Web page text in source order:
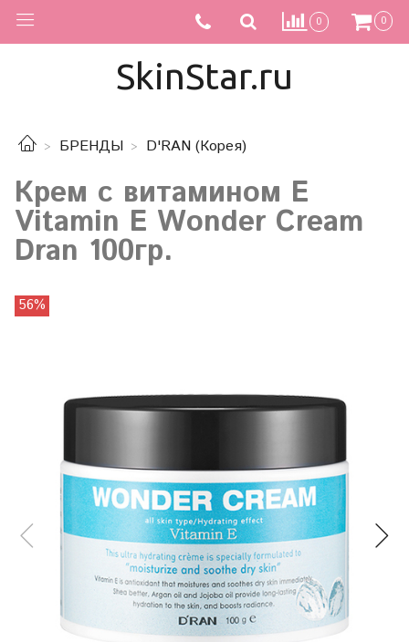
0 0
SkinStar.ru
БРЕНДЫ D'RAN (Корея)
Крем с витамином Е
Vitamin E Wonder Cream
Dran 100гр.
56%